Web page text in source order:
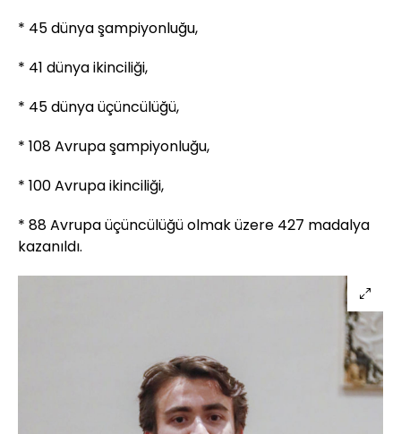
* 45 dünya şampiyonluğu,
* 41 dünya ikinciliği,
* 45 dünya üçüncülüğü,
* 108 Avrupa şampiyonluğu,
* 100 Avrupa ikinciliği,
* 88 Avrupa üçüncülüğü olmak üzere 427 madalya
kazanıldı.